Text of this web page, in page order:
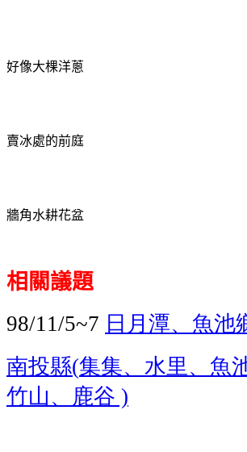
好像大棵洋蔥
賣冰處的前庭
牆角水耕花盆
相關議題
98/11/5~7 日月潭、魚池
南投縣(集集、水里、魚
竹山、鹿谷 )